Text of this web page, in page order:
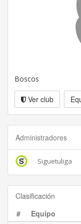
Boscos
Ver club
Administradores
Siguetuliga
Clasificación
#
Equipo